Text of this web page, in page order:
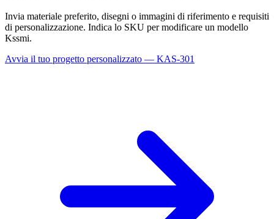
Invia materiale preferito, disegni o immagini di riferimento e requisiti
di personalizzazione. Indica lo SKU per modificare un modello
Kssmi.
Avvia il tuo progetto personalizzato — KAS-301